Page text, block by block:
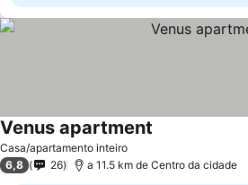
Casa/apartamento inteiro
Venus apartment
6,8 26 a 11.5 km de Centro da cidade